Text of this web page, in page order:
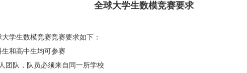
全球大学生数模竞赛要求
学生数模竞赛竞赛要求如下：
生和高中生均可参赛
团队，队员必须来自同一所学校